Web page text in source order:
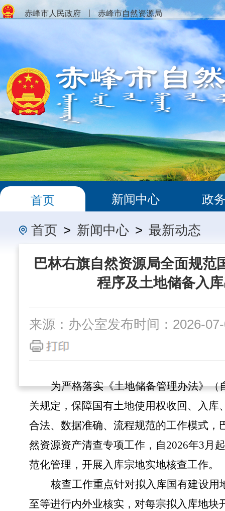
赤峰市人民政府 赤峰市自然资源局
首页 新闻中心 政
首页 > 新闻中心 > 最新动态
巴林右旗自然资源局全面规范
程序及土地储备入
来源：办公室发布时间：2026-
为严格落实《土地储备管理办法》（
关规定，保障国有土地使用权收回、入库
合法、数据准确、流程规范的工作模式，
然资源资产清查专项工作，自2026年3月
范化管理，开展入库宗地实地核查工作。
核查工作重点针对拟入库国有建设用
至等进行内外业核实，对每宗拟入库地块